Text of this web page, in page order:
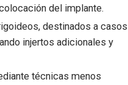
del implante.
destinados a casos
injertos adicionales y
técnicas menos